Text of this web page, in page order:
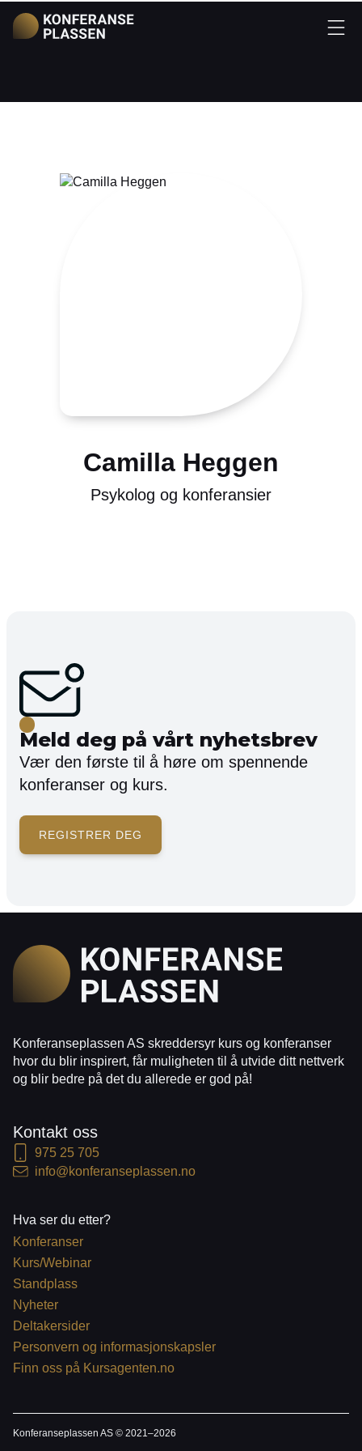
Camilla Heggen
Psykolog og konferansier
Meld deg på vårt nyhetsbrev
Vær den første til å høre om spennende
konferanser og kurs.
REGISTRER DEG
Konferanseplassen AS skreddersyr kurs og konferanser
hvor du blir inspirert, får muligheten til å utvide ditt nettverk
og blir bedre på det du allerede er god på!
Kontakt oss
975 25 705
info@konferanseplassen.no
Hva ser du etter?
Konferanser
Kurs/Webinar
Standplass
Nyheter
Deltakersider
Personvern og informasjonskapsler
Finn oss på Kursagenten.no
Konferanseplassen AS © 2021–2026